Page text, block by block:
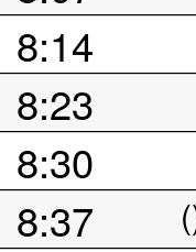
8:14
8:23
8:30
8:37